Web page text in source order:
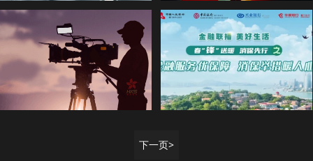
新媒体运营 业务范围 体育文化传播 业务范围
下一页>